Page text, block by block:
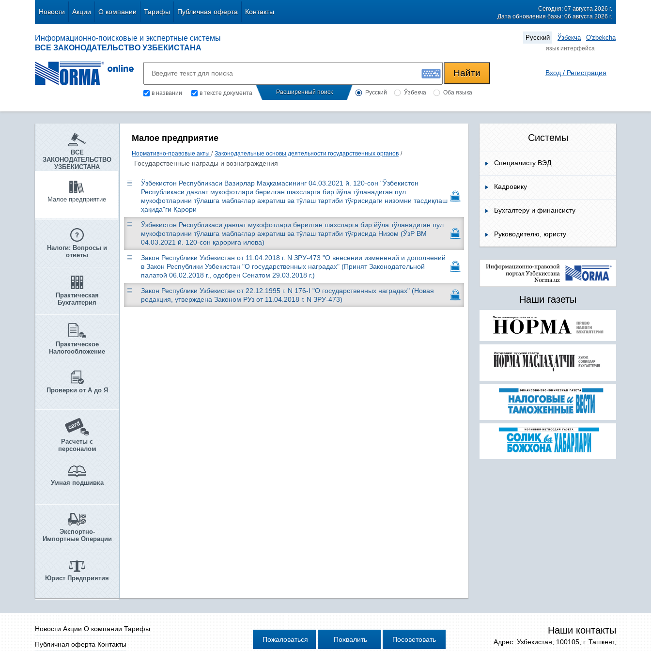
Новости Акции О компании Тарифы Публичная оферта Контакты
Сегодня: 07 августа 2026 г.
Дата обновления базы: 06 августа 2026 г.
Информационно-поисковые и экспертные системы
ВСЕ ЗАКОНОДАТЕЛЬСТВО УЗБЕКИСТАНА
Русский Ўзбекча O'zbekcha
язык интерфейса
в названии в тексте документа Расширенный поиск Русский Ўзбекча Оба языка
Вход / Регистрация
ВСЕ
ЗАКОНОДАТЕЛЬСТВО
УЗБЕКИСТАНА
Малое предприятие
Налоги: Вопросы и
ответы
Практическая
Бухгалтерия
Практическое
Налогообложение
Проверки от А до Я
Расчеты с
персоналом
Умная подшивка
Экспортно-
Импортные Операции
Юрист Предприятия
Малое предприятие
Нормативно-правовые акты / Законодательные основы деятельности государственных органов /
Государственные награды и вознаграждения
Ўзбекистон Республикаси Вазирлар Маҳкамасининг 04.03.2021 й. 120-сон "Ўзбекистон
Республикаси давлат мукофотлари берилган шахсларга бир йўла тўланадиган пул
мукофотларини тўлашга маблағлар ажратиш ва тўлаш тартиби тўғрисидаги низомни тасдиқлаш
ҳақида"ги Қарори
Ўзбекистон Республикаси давлат мукофотлари берилган шахсларга бир йўла тўланадиган пул
мукофотларини тўлашга маблағлар ажратиш ва тўлаш тартиби тўғрисида Низом (ЎзР ВМ
04.03.2021 й. 120-сон қарорига илова)
Закон Республики Узбекистан от 11.04.2018 г. N ЗРУ-473 "О внесении изменений и дополнений
в Закон Республики Узбекистан "О государственных наградах" (Принят Законодательной
палатой 06.02.2018 г., одобрен Сенатом 29.03.2018 г.)
Закон Республики Узбекистан от 22.12.1995 г. N 176-I "О государственных наградах" (Новая
редакция, утверждена Законом РУз от 11.04.2018 г. N ЗРУ-473)
Системы
Специалисту ВЭД
Кадровику
Бухгалтеру и финансисту
Руководителю, юристу
Наши газеты
Новости Акции О компании Тарифы
Публичная оферта Контакты
Наши контакты
Адрес: Узбекистан, 100105, г. Ташкент,